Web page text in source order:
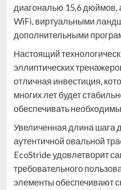
диагональю 15,6 дюймов,
WiFi, виртуальными
дополнительными
Настоящий
эллиптических
отличная инвестиция,
многих лет будет
обеспечивать
Увеличенная длина шага
аутентичной овальной
EcoStride удовлетворит
требовательного
элементы обеспечивают